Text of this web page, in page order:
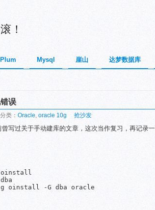
！
Mysql 崖山 达梦数据库
误
类： Oracle, oracle 10g 抢沙发
写过关于手动建库的文章，这次当作复习，再记录
oinstall
g oinstall -G dba oracle